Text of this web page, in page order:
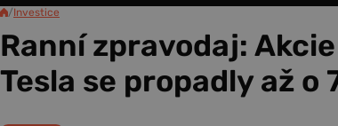
/Investice
Ranní zpravodaj:
Tesla se propadly až o